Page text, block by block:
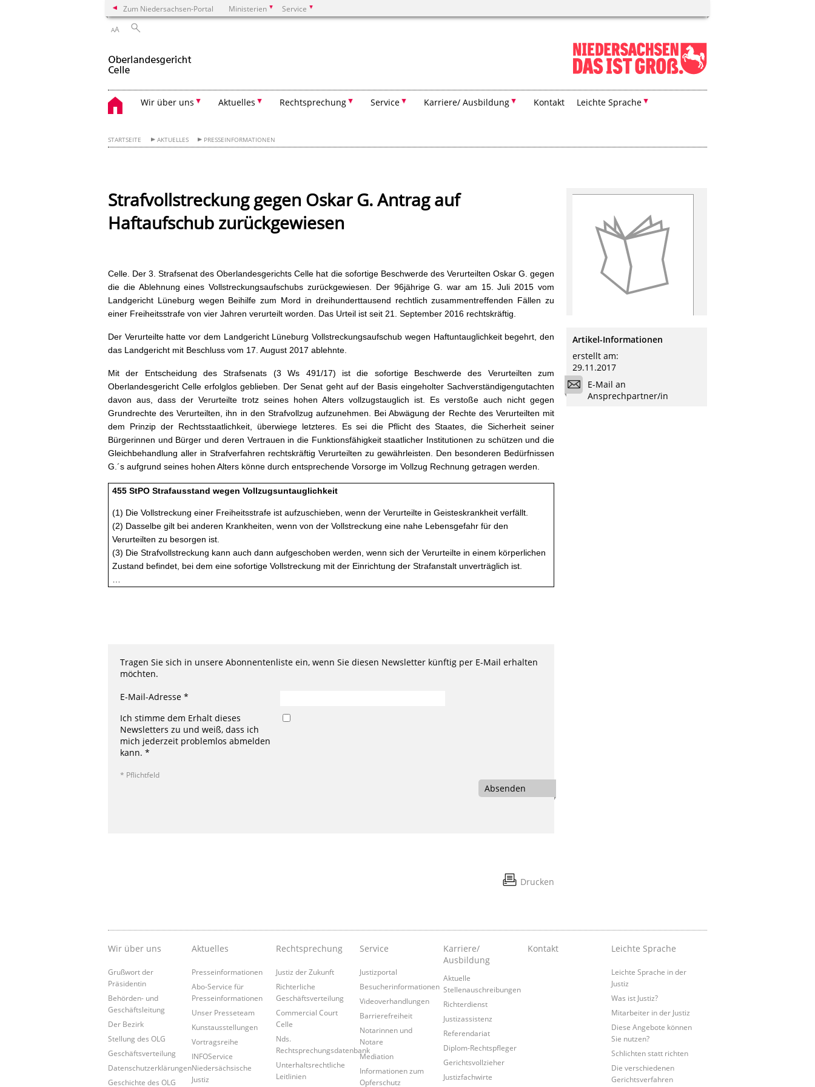
Zum Niedersachsen-Portal Ministerien Service
AA
Wir über uns Aktuelles Rechtsprechung Service Karriere/ Ausbildung Kontakt Leichte Sprache
STARTSEITE AKTUELLES PRESSEINFORMATIONEN
Strafvollstreckung gegen Oskar G. Antrag auf
Haftaufschub zurückgewiesen
Celle. Der 3. Strafsenat des Oberlandesgerichts Celle hat die sofortige Beschwerde des Verurteilten Oskar G. gegen
die die Ablehnung eines Vollstreckungsaufschubs zurückgewiesen. Der 96jährige G. war am 15. Juli 2015 vom
Landgericht Lüneburg wegen Beihilfe zum Mord in dreihunderttausend rechtlich zusammentreffenden Fällen zu
einer Freiheitsstrafe von vier Jahren verurteilt worden. Das Urteil ist seit 21. September 2016 rechtskräftig.
Der Verurteilte hatte vor dem Landgericht Lüneburg Vollstreckungsaufschub wegen Haftuntauglichkeit begehrt, den
das Landgericht mit Beschluss vom 17. August 2017 ablehnte.
Mit der Entscheidung des Strafsenats (3 Ws 491/17) ist die sofortige Beschwerde des Verurteilten zum
Oberlandesgericht Celle erfolglos geblieben. Der Senat geht auf der Basis eingeholter Sachverständigengutachten
davon aus, dass der Verurteilte trotz seines hohen Alters vollzugstauglich ist. Es verstoße auch nicht gegen
Grundrechte des Verurteilten, ihn in den Strafvollzug aufzunehmen. Bei Abwägung der Rechte des Verurteilten mit
dem Prinzip der Rechtsstaatlichkeit, überwiege letzteres. Es sei die Pflicht des Staates, die Sicherheit seiner
Bürgerinnen und Bürger und deren Vertrauen in die Funktionsfähigkeit staatlicher Institutionen zu schützen und die
Gleichbehandlung aller in Strafverfahren rechtskräftig Verurteilten zu gewährleisten. Den besonderen Bedürfnissen
G.´s aufgrund seines hohen Alters könne durch entsprechende Vorsorge im Vollzug Rechnung getragen werden.
455 StPO Strafausstand wegen Vollzugsuntauglichkeit
(1) Die Vollstreckung einer Freiheitsstrafe ist aufzuschieben, wenn der Verurteilte in Geisteskrankheit verfällt.
(2) Dasselbe gilt bei anderen Krankheiten, wenn von der Vollstreckung eine nahe Lebensgefahr für den
Verurteilten zu besorgen ist.
(3) Die Strafvollstreckung kann auch dann aufgeschoben werden, wenn sich der Verurteilte in einem körperlichen
Zustand befindet, bei dem eine sofortige Vollstreckung mit der Einrichtung der Strafanstalt unverträglich ist.
Tragen Sie sich in unsere Abonnentenliste ein, wenn Sie diesen Newsletter künftig per E-Mail erhalten
möchten.
E-Mail-Adresse *
Ich stimme dem Erhalt dieses
Newsletters zu und weiß, dass ich
mich jederzeit problemlos abmelden
kann. *
* Pflichtfeld
Absenden
Drucken
Artikel-Informationen
erstellt am:
29.11.2017
E-Mail an
Ansprechpartner/in
Wir über uns
Grußwort der
Präsidentin
Behörden- und
Geschäftsleitung
Der Bezirk
Stellung des OLG
Geschäftsverteilung
Datenschutzerklärungen
Geschichte des OLG
Aktuelles
Presseinformationen
Abo-Service für
Presseinformationen
Unser Presseteam
Kunstausstellungen
Vortragsreihe
INFOService
Niedersächsische
Justiz
Rechtsprechung
Justiz der Zukunft
Richterliche
Geschäftsverteilung
Commercial Court
Celle
Nds.
Rechtsprechungsdatenbank
Unterhaltsrechtliche
Leitlinien
Service
Justizportal
Besucherinformationen
Videoverhandlungen
Barrierefreiheit
Notarinnen und
Notare
Mediation
Informationen zum
Opferschutz
Karriere/
Ausbildung
Aktuelle
Stellenauschreibungen
Richterdienst
Justizassistenz
Referendariat
Diplom-Rechtspfleger
Gerichtsvollzieher
Justizfachwirte
Kontakt Leichte Sprache
Leichte Sprache in der
Justiz
Was ist Justiz?
Mitarbeiter in der Justiz
Diese Angebote können
Sie nutzen?
Schlichten statt richten
Die verschiedenen
Gerichtsverfahren